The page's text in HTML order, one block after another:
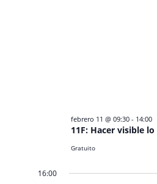
11F: Hacer visible
febrero 11 @ 09:30- 14:00
Gratuito
16:00